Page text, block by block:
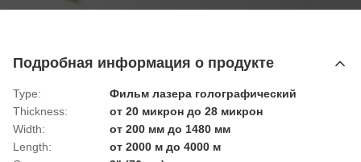
Подробная информация о продукте
Type:
Фильм лазера голографический
Thickness:
от 20 микрон до 28 микрон
Width:
от 200 мм до 1480 мм
Length:
от 2000 м до 4000 м